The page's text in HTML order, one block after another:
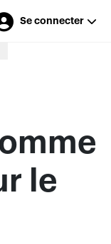
Se connecter
le